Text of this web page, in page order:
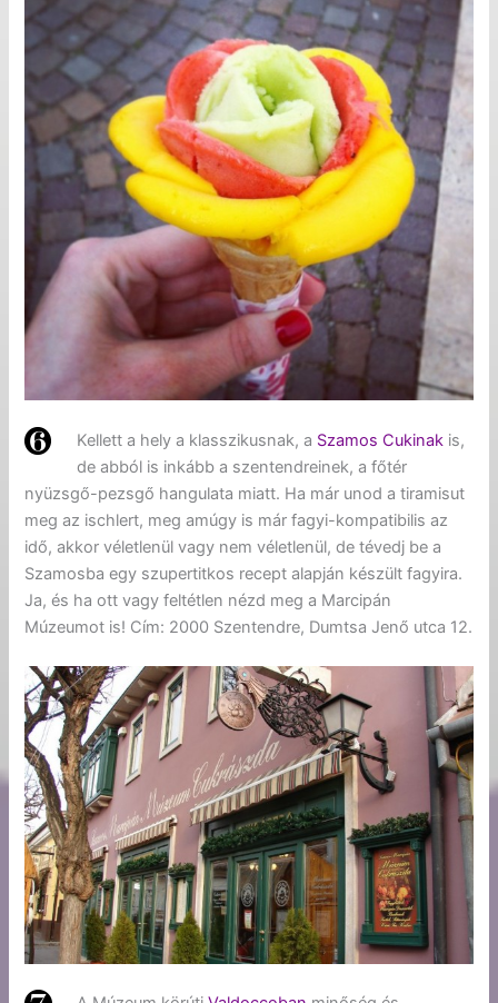
Kellett a hely a klasszikusnak, a Szamos Cukinak is,
de abból is inkább a szentendreinek, a főtér
nyüzsgő-pezsgő hangulata miatt. Ha már unod a tiramisut
meg az ischlert, meg amúgy is már fagyi-kompatibilis az
idő, akkor véletlenül vagy nem véletlenül, de tévedj be a
Szamosba egy szupertitkos recept alapján készült fagyira.
Ja, és ha ott vagy feltétlen nézd meg a Marcipán
Múzeumot is! Cím: 2000 Szentendre, Dumtsa Jenő utca 12.